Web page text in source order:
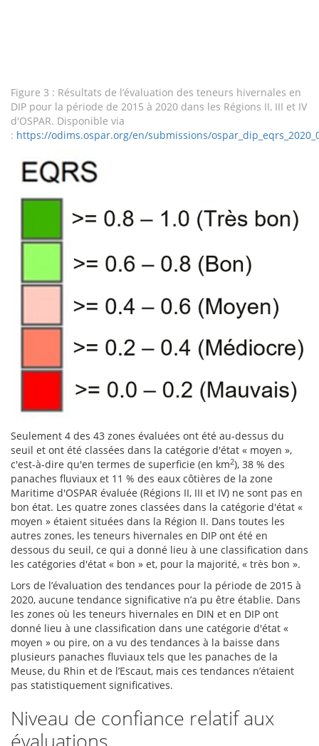
Figure 3 : Résultats de l’évaluation des teneurs hivernales en
DIP pour la période de 2015 à 2020 dans les Régions II, III et IV
d'OSPAR. Disponible via
: https://odims.ospar.org/en/submissions/
Seulement 4 des 43 zones évaluées ont été au-dessus du
seuil et ont été classées dans la catégorie d'état « moyen »,
c'est-à-dire qu'en termes de superficie (en km2), 38 % des
panaches fluviaux et 11 % des eaux côtières de la zone
Maritime d'OSPAR évaluée (Régions II, III et IV) ne sont pas en
bon état. Les quatre zones classées dans la catégorie d'état «
moyen » étaient situées dans la Région II. Dans toutes les
autres zones, les teneurs hivernales en DIP ont été en
dessous du seuil, ce qui a donné lieu à une classification dans
les catégories d'état « bon » et, pour la majorité, « très bon ».
Lors de l’évaluation des tendances pour la période de 2015 à
2020, aucune tendance significative n’a pu être établie. Dans
les zones où les teneurs hivernales en DIN et en DIP ont
donné lieu à une classification dans une catégorie d'état «
moyen » ou pire, on a vu des tendances à la baisse dans
plusieurs panaches fluviaux tels que les panaches de la
Meuse, du Rhin et de l’Escaut, mais ces tendances n’étaient
pas statistiquement significatives.
Niveau de confiance relatif aux